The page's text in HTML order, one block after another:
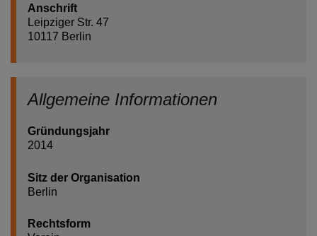
Anschrift
Leipziger Str. 47
10117 Berlin
Allgemeine Informationen
Gründungsjahr
2014
Sitz der Organisation
Berlin
Rechtsform